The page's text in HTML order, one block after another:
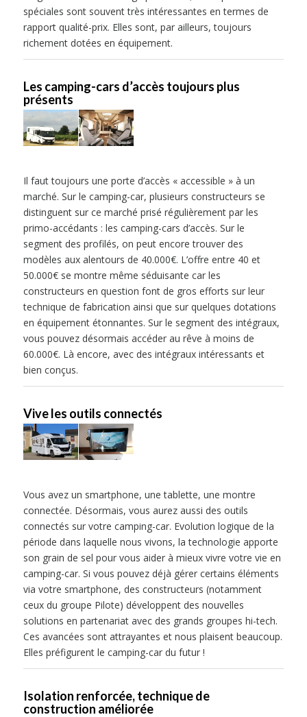
spéciales sont souvent très intéressantes en termes de
rapport qualité-prix. Elles sont, par ailleurs, toujours
richement dotées en équipement.
Les camping-cars d’accès toujours plus
présents
Il faut toujours une porte d’accès « accessible » à un
marché. Sur le camping-car, plusieurs constructeurs se
distinguent sur ce marché prisé régulièrement par les
primo-accédants : les camping-cars d’accès. Sur le
segment des profilés, on peut encore trouver des
modèles aux alentours de 40.000€. L’offre entre 40 et
50.000€ se montre même séduisante car les
constructeurs en question font de gros efforts sur leur
technique de fabrication ainsi que sur quelques dotations
en équipement étonnantes. Sur le segment des intégraux,
vous pouvez désormais accéder au rêve à moins de
60.000€. Là encore, avec des intégraux intéressants et
bien conçus.
Vive les outils connectés
Vous avez un smartphone, une tablette, une montre
connectée. Désormais, vous aurez aussi des outils
connectés sur votre camping-car. Evolution logique de la
période dans laquelle nous vivons, la technologie apporte
son grain de sel pour vous aider à mieux vivre votre vie en
camping-car. Si vous pouvez déjà gérer certains éléments
via votre smartphone, des constructeurs (notamment
ceux du groupe Pilote) développent des nouvelles
solutions en partenariat avec des grands groupes hi-tech.
Ces avancées sont attrayantes et nous plaisent beaucoup.
Elles préfigurent le camping-car du futur !
Isolation renforcée, technique de
construction améliorée